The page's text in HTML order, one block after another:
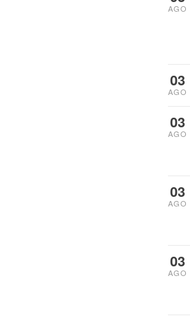
AGO
03
AGO
03
AGO
03
AGO
03
AGO